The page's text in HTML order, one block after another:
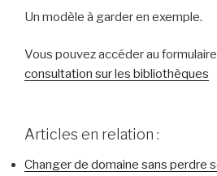
Un modèle à garder en exemple.
Vous pouvez accéder au
consultation sur les bibliothèques
Articles en relation :
Changer de domaine sans perdre